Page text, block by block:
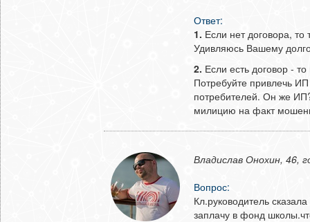
Ответ:
1. Если нет договора, то
Удивляюсь Вашему
2. Если есть договор -
Потребуйте привлечь
потребителей. Он же
милицию на факт
Владислав Онохин, 46,
Вопрос:
Кл.руководитель
заплачу в фонд